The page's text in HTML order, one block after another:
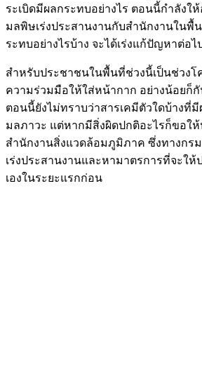
ระเบิดมีผลกระทบอย่างไร ตอนนี้กำลังใ
มลพิษเร่งประสานงานกับสำนักงานในพื้
ระทบอย่างไรบ้าง จะได้เร่งแก้ปัญหาต่อไป
สำหรับประชาชนในพื้นที่ช่วงนี้เป็นช่วงโ
ความร่วมมือให้ใส่หน้ากาก อย่างน้อยก็กั
ตอนนี้ยังไม่ทราบว่าสารเคมีตัวใดบ้างที่
มลภาวะ แต่หากมีสิ่งผิดปกติอะไรก็ขอใ
สำนักงานสิ่งแวดล้อมภูมิภาค ซึ่งทางกร
เร่งประสานงานและหามาตรการที่จะใ
เองในระยะแรกก่อน